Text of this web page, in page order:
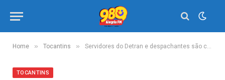
Home » Tocantins » Servidores do Detran e despachantes são condenados por organização criminosa, corrupção e falsificação de documentos
TOCANTINS